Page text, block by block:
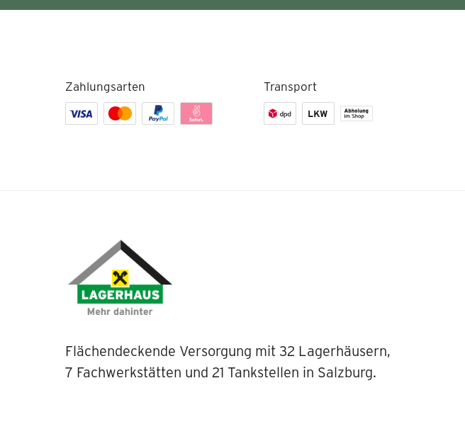
Zahlungsarten Transport
Flächendeckende Versorgung mit 32 Lagerhäusern,
7 Fachwerkstätten und 21 Tankstellen in Salzburg.